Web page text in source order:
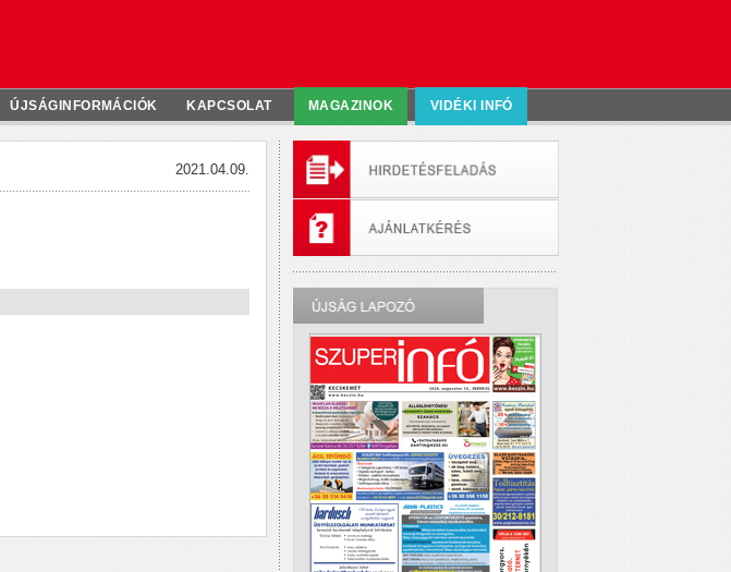
ÚJSÁGINFORMÁCIÓK KAPCSOLAT MAGAZINOK VIDÉKI INFÓ
2021.04.09.